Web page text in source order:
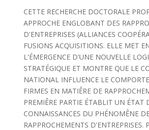
CETTE RECHERCHE DOCTORALE
APPROCHE ENGLOBANT DES
D'ENTREPRISES (ALLIANCES
FUSIONS ACQUISITIONS. ELLE MET
L'ÉMERGENCE D'UNE NOUVELLE
STRATÉGIQUE ET MONTRE QUE LE
NATIONAL INFLUENCE LE
FIRMES EN MATIÊRE DE
PREMIÊRE PARTIE ÉTABLIT UN ÉTAT
CONNAISSANCES DU PHÉNOMÊNE
RAPPROCHEMENTS D'ENTREPRISES.